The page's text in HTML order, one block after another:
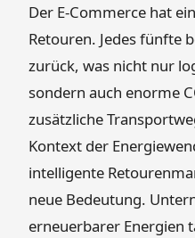
Der E-Commerce hat
Retouren. Jedes fünfte
zurück, was nicht nur
sondern auch enorme
zusätzliche
Kontext der
intelligente
neue Bedeutung.
erneuerbarer Energien